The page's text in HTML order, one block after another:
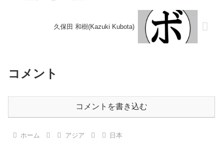
久保田 和樹(Kazuki Kubota)
コメント
コメントを書き込む
ホーム アジア 日本